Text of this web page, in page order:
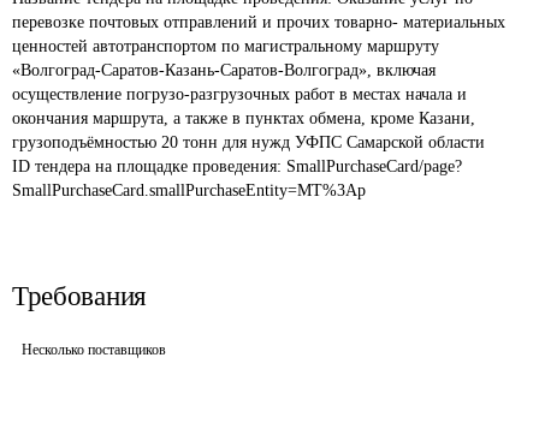
перевозке почтовых отправлений и прочих товарно- материальных
ценностей автотранспортом по магистральному маршруту
«Волгоград-Саратов-Казань-Саратов-Волгоград», включая
осуществление погрузо-разгрузочных работ в местах начала и
окончания маршрута, а также в пунктах обмена, кроме Казани,
грузоподъёмностью 20 тонн для нужд УФПС Самарской области
ID тендера на площадке проведения: SmallPurchaseCard/page?
SmallPurchaseCard.smallPurchaseEntity=MT%3Ap
Требования
Несколько поставщиков